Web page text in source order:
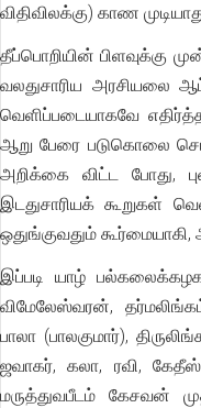
விதிவிலக்கு) காண
தீப்பொறியின் பிளவுக்கு
வலதுசாரிய அரசியலை
வெளிப்படையாகவே
ஆறு பேரை படுகொலை
அறிக்கை விட்ட போது,
இடதுசாரியக் கூறுகள்
ஒதுங்குவதும்
இப்படி யாழ்
விமேலேஸ்வரன்,
பாலா (பாலகுமார்),
ஜவாகர், கலா, ரவி,
மருத்துவபீடம் கேசவன்